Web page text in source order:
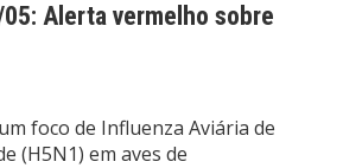
Alerta vermelho sobre
foco de Influenza Aviária de
(H5N1) em aves de